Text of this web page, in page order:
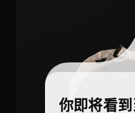
你即将看